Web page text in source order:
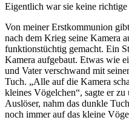
Eigentlich war sie keine
Von meiner Erstkommunion
nach dem Krieg seine Kamera
funktionstüchtig gemacht. Ein
Kamera aufgebaut. Etwas wie
und Vater verschwand mit
Tuch. „Alle auf die Kamera
kleines Vögelchen“, sagte er
Auslöser, nahm das dunkle
noch immer auf das kleine